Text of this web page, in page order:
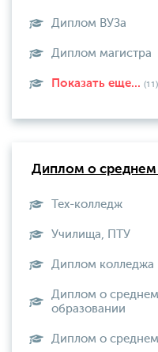
Диплом ВУЗа
Диплом магистра
Показать еще... (11)
Диплом о среднем
Тех-колледж
Училища, ПТУ
Диплом колледжа
Диплом о
образовании
Диплом о